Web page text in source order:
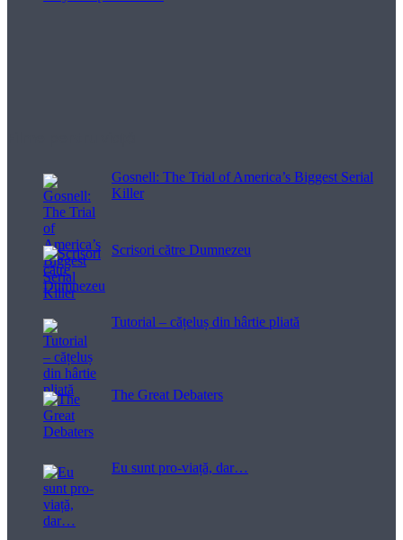
Gosnell: The Trial of America’s Biggest Serial
Killer
Scrisori către Dumnezeu
Tutorial – cățeluș din hârtie pliată
The Great Debaters
Eu sunt pro-viață, dar…